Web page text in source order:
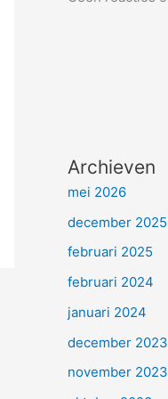
Archieven
mei 2026
december 2025
februari 2025
februari 2024
januari 2024
december 2023
november 2023